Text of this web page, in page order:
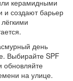
керамидными
и создают барьер
день
Выбирайте SPF
обновляйте
на улице.